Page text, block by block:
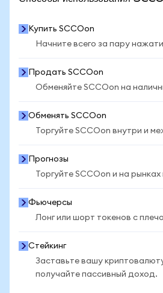
Купить SCCOon
Начните всего за пару
Продать SCCOon
Обменяйте SCCOon на
Обменять SCCOon
Торгуйте SCCOon внутри и
Прогнозы
Торгуйте SCCOon и на
Фьючерсы
Лонг или шорт токенов с
Стейкинг
Заставьте вашу
получайте пассивный доход.